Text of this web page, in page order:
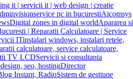
it | servicii it | web design | creatie
service pc in bucurestiAicomsys
Digital zones in digital worldApararea si
| Reparatii Calculatoare | Service
ITinstalari windows, instalari retele,
calculatoare, service calculatoare,
TV LCDServicii si consultanta
seo, hostingDirector
Instant, RadioSistem de gestiune